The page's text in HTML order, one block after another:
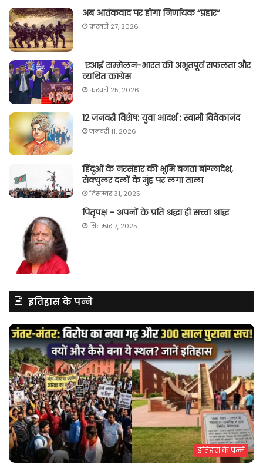
अब आतंकवाद पर होगा निर्णायक “प्रहार“
फ़रवरी 27, 2026
एआई सम्मेलन-भारत की अभूतपूर्व सफलता और
व्यथित कांग्रेस
फ़रवरी 25, 2026
12 जनवरी विशेष: युवा आदर्श : स्वामी विवेकानंद
जनवरी 11, 2026
हिंदुओं के नरसंहार की भूमि बनता बांग्लादेश,
सेक्युलर दलों के मुंह पर लगा ताला
दिसम्बर 31, 2025
पितृपक्ष – अपनों के प्रति श्रद्धा ही सच्चा श्राद्ध
सितम्बर 7, 2025
इतिहास के पन्ने
इतिहास के पन्ने